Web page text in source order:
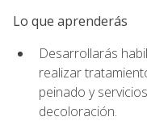
Lo que aprenderás
Desarrollarás
realizar
peinado y
decoloración.